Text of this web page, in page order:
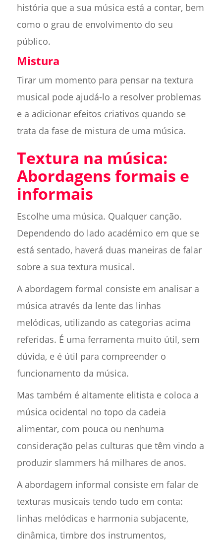
história que a sua música está a contar, bem
como o grau de envolvimento do seu
público.
Mistura
Tirar um momento para pensar na textura
musical pode ajudá-lo a resolver problemas
e a adicionar efeitos criativos quando se
trata da fase de mistura de uma música.
Textura na música:
Abordagens formais e
informais
Escolhe uma música. Qualquer canção.
Dependendo do lado académico em que se
está sentado, haverá duas maneiras de falar
sobre a sua textura musical.
A abordagem formal consiste em analisar a
música através da lente das linhas
melódicas, utilizando as categorias acima
referidas. É uma ferramenta muito útil, sem
dúvida, e é útil para compreender o
funcionamento da música.
Mas também é altamente elitista e coloca a
música ocidental no topo da cadeia
alimentar, com pouca ou nenhuma
consideração pelas culturas que têm vindo a
produzir slammers há milhares de anos.
A abordagem informal consiste em falar de
texturas musicais tendo tudo em conta:
linhas melódicas e harmonia subjacente,
dinâmica, timbre dos instrumentos,